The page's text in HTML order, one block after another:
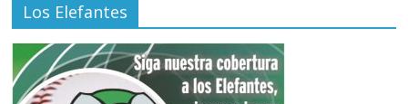
Los Elefantes